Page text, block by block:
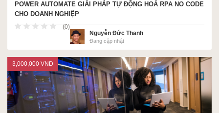
POWER AUTOMATE GIẢI PHÁP TỰ ĐỘNG HOÁ RPA NO CODE
CHO DOANH NGHIỆP
(0)
Nguyễn Đức Thanh
Đang cập nhật
3,000,000 VND